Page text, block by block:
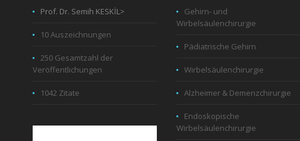
Prof. Dr. Semih KESKİL>
10 Auszeichnungen
250 Gesamtzahl der
Veröffentlichungen
1042 Zitate
Gehirn- und
Wirbelsäulenchirurgie
Pädiatrische Gehirn
Wirbelsäulenchirurgie
Alzheimer & Demenzchirurgie
Endoskopische
Wirbelsäulenchirurgie